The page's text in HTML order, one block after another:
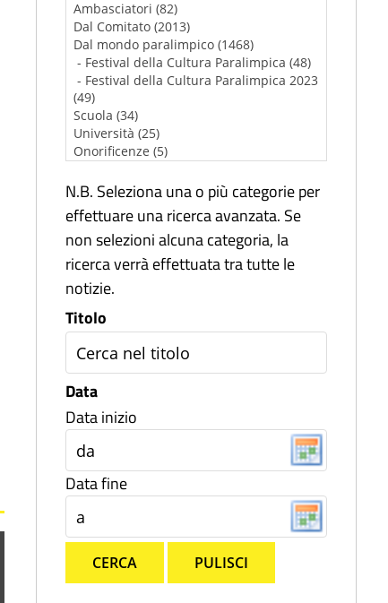
N.B. Seleziona una o più categorie per
effettuare una ricerca avanzata. Se
non selezioni alcuna categoria, la
ricerca verrà effettuata tra tutte le
notizie.
Titolo
Data
Data inizio
Data fine
CERCA PULISCI